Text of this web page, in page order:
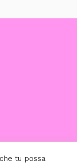
tu possa